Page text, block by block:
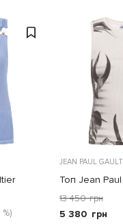
JEAN PAUL
Топ Jean Paul
13 450 грн
5 380 грн